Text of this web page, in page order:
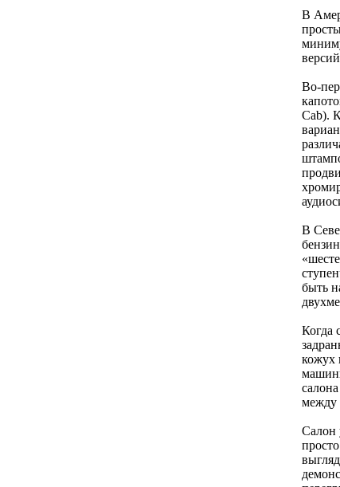
В
Во-
Cab).
В
быть
Когда
кожух
между
Салон